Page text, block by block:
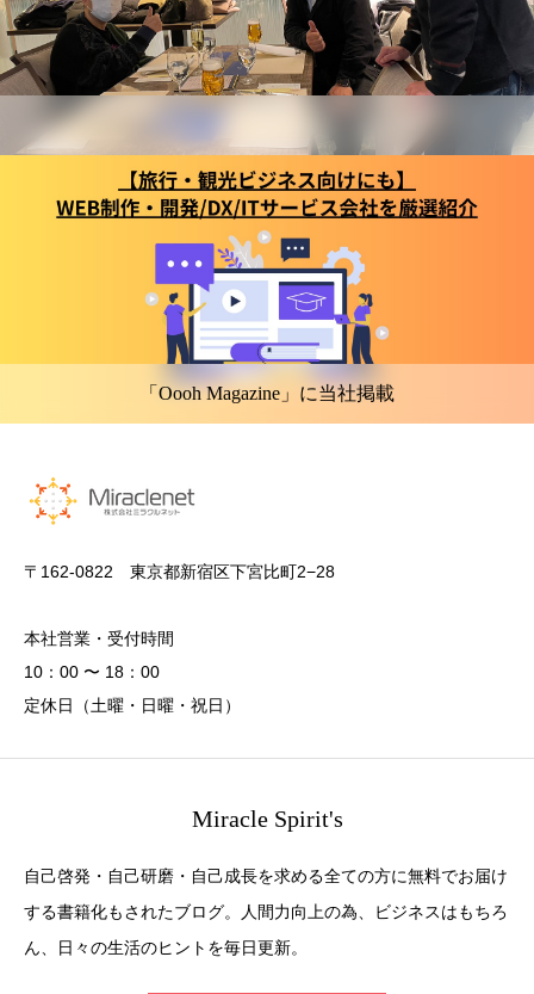
「Oooh Magazine」に当社掲載
〒162-0822 東京都新宿区下宮比町2−28
本社営業・受付時間
10：00 〜 18：00
定休日（土曜・日曜・祝日）
Miracle Spirit's
自己啓発・自己研磨・自己成長を求める全ての方に無料でお届け
する書籍化もされたブログ。人間力向上の為、ビジネスはもちろ
ん、日々の生活のヒントを毎日更新。